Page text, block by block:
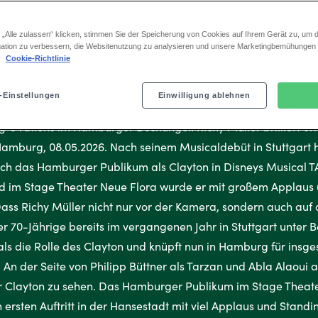
in Stuttgart hat Schauspieler Richy Müller nun auch
in Disneys Musical TARZAN® begeistert. Am
er mit großem Applaus und Standing Ovations
„Alle zulassen“ klicken, stimmen Sie der Speicherung von Cookies auf Ihrem Gerät zu, um
zu verbessern, die Websitenutzung zu analysieren und unsere Marketingbemühungen
Cookie-Richtlinie
Einstellungen Einwilligung ablehnen